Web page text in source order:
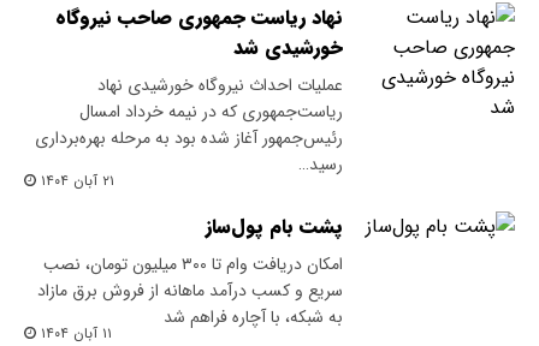
نهاد ریاست جمهوری صاحب نیروگاه
خورشیدی شد
عملیات احداث نیروگاه خورشیدی نهاد
ریاست‌جمهوری که در نیمه خرداد امسال
رئیس‌جمهور آغاز شده بود به مرحله بهره‌برداری
رسید…
۲۱ آبان ۱۴۰۴
پشت بام پول‌ساز
امکان دریافت وام تا ۳۰۰ میلیون تومان، نصب
سریع و کسب درآمد ماهانه از فروش برق مازاد
به شبکه، با آچاره فراهم شد
۱۱ آبان ۱۴۰۴